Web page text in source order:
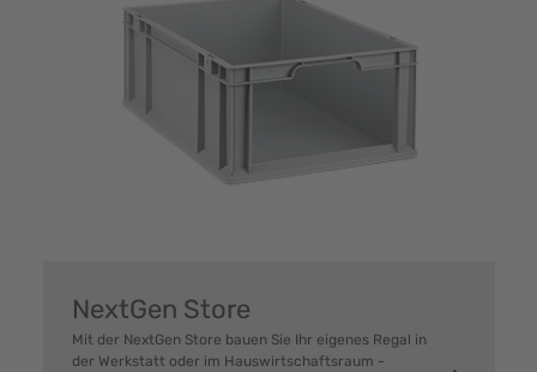
NextGen Store
Mit der NextGen Store bauen Sie Ihr eigenes Regal in
der Werkstatt oder im Hauswirtschaftsraum -